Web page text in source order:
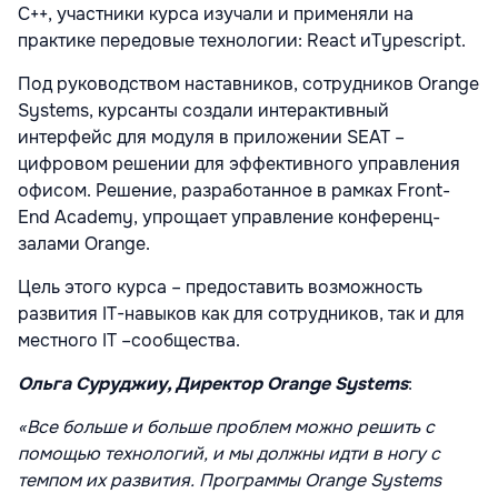
C++, участники курса изучали и применяли на
практике передовые технологии: React иTypescript.
Под руководством наставников, сотрудников Orange
Systems, курсанты создали интерактивный
интерфейс для модуля в приложении SEAT –
цифровом решении для эффективного управления
офисом. Решение, разработанное в рамках Front-
End Academy, упрощает управление конференц-
залами Orange.
Цель этого курса – предоставить возможность
развития IT-навыков как для сотрудников, так и для
местного IT –сообщества.
Ольга Суруджиу, Директор Orange Systems:
«Все больше и больше проблем можно решить с
помощью технологий, и мы должны идти в ногу с
темпом их развития. Программы Orange Systems